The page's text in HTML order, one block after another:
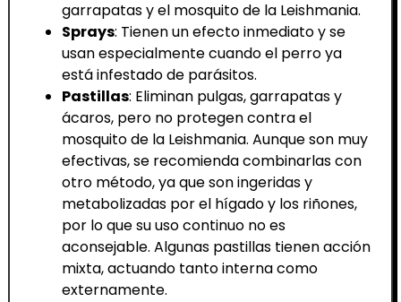
garrapatas y el mosquito de la Leishmania.
Sprays: Tienen un efecto inmediato y se
usan especialmente cuando el perro ya
está infestado de parásitos.
Pastillas: Eliminan pulgas, garrapatas y
ácaros, pero no protegen contra el
mosquito de la Leishmania. Aunque son muy
efectivas, se recomienda combinarlas con
otro método, ya que son ingeridas y
metabolizadas por el hígado y los riñones,
por lo que su uso continuo no es
aconsejable. Algunas pastillas tienen acción
mixta, actuando tanto interna como
externamente.